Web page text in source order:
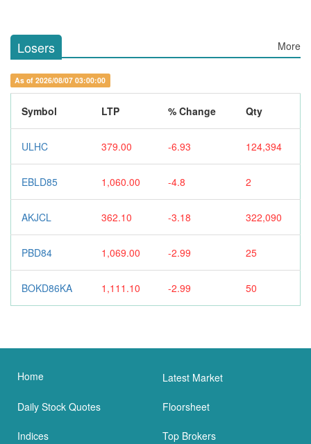
Losers More
As of 2026/08/07 03:00:00
Symbol LTP % Change Qty
ULHC 379.00 -6.93 124,394
EBLD85 1,060.00 -4.8 2
AKJCL 362.10 -3.18 322,090
PBD84 1,069.00 -2.99 25
BOKD86KA 1,111.10 -2.99 50
Home Latest Market
Daily Stock Quotes Floorsheet
Indices Top Brokers